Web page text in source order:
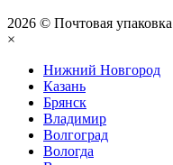
2026 © Почтовая упаковка
×
Нижний Нoвгород
Казань
Брянск
Владимир
Волгоград
Вологда